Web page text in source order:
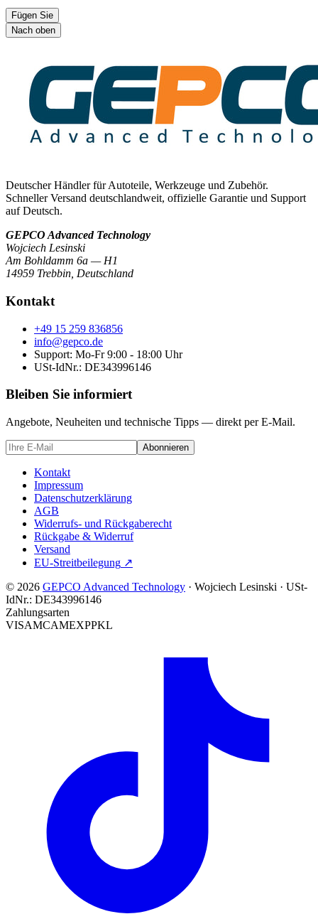
Fügen Sie
Nach oben
Deutscher Händler für Autoteile, Werkzeuge und Zubehör.
Schneller Versand deutschlandweit, offizielle Garantie und Support
auf Deutsch.
GEPCO Advanced Technology
Wojciech Lesinski
Am Bohldamm 6a — H1
14959 Trebbin Deutschland
Kontakt
+49 15 259 836856
info@gepco.de
Support: Mo-Fr 9:00 - 18:00 Uhr
USt-IdNr.: DE343996146
Bleiben Sie informiert
Angebote, Neuheiten und technische Tipps — direkt per E-Mail.
Abonnieren
Kontakt
Impressum
Datenschutzerklärung
AGB
Widerrufs- und Rückgaberecht
Rückgabe & Widerruf
Versand
EU-Streitbeilegung ↗
© 2026 GEPCO Advanced Technology · Wojciech Lesinski · USt-
IdNr.: DE343996146
Zahlungsarten
VISAMCAMEXPPKL